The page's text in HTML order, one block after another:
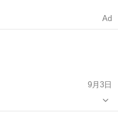
Ad
9月3日